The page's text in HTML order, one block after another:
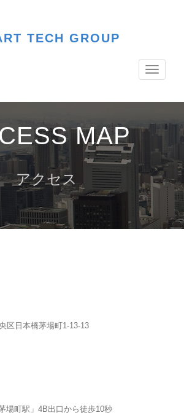
TECH GROUP
Toggle
MAP
アクセス
区日本橋茅場町1-13-13
場町駅」4B出口から徒歩10秒